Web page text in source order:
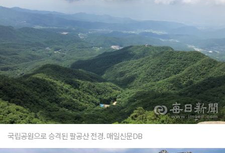
국립공원으로 승격된 팔공산 전경. 매일신문DB